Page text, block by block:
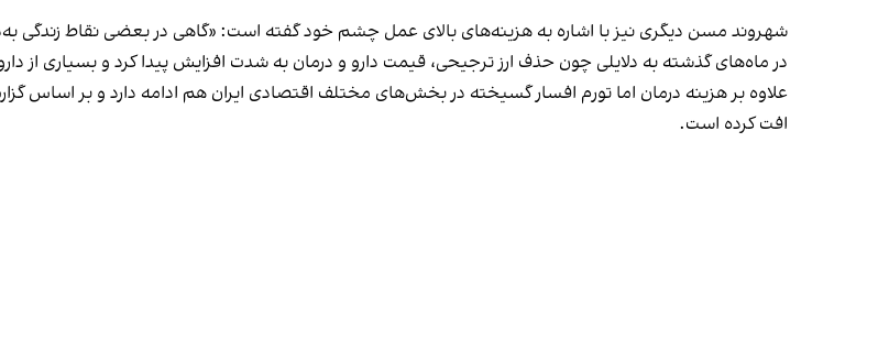
شهروند مسن دیگری نیز با اشاره به هزینه‌های بالای عمل چشم خود گفته است: «گاهی در بعضی نقاط زندگی
در ماه‌های گذشته به دلایلی چون حذف ارز ترجیحی، قیمت دارو و درمان به شدت افزایش پیدا کرد و بسیاری از
افت کرده است.